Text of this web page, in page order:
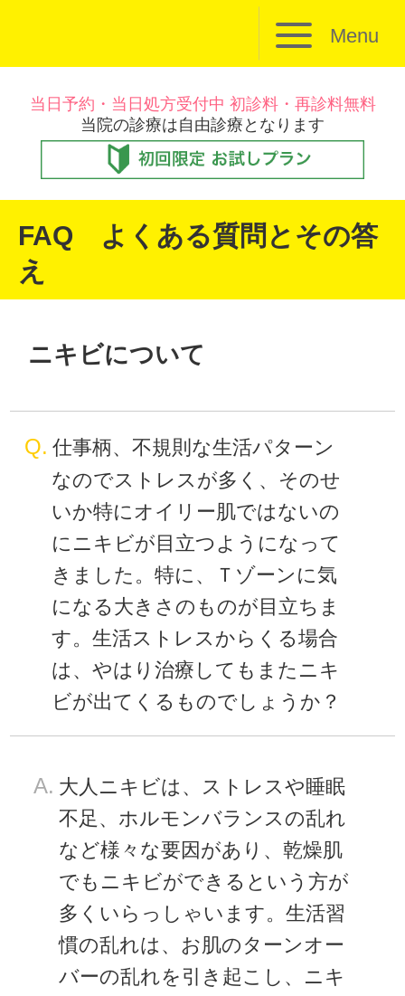
Menu
当日予約・当日処方受付中 初診料・再診料無料
当院の診療は自由診療となります
FAQ よくある質問とその答
え
ニキビについて
Q. 仕事柄、不規則な生活パターン
なのでストレスが多く、そのせ
いか特にオイリー肌ではないの
にニキビが目立つようになって
きました。特に、Ｔゾーンに気
になる大きさのものが目立ちま
す。生活ストレスからくる場合
は、やはり治療してもまたニキ
ビが出てくるものでしょうか？
A. 大人ニキビは、ストレスや睡眠
不足、ホルモンバランスの乱れ
など様々な要因があり、乾燥肌
でもニキビができるという方が
多くいらっしゃいます。生活習
慣の乱れは、お肌のターンオー
バーの乱れを引き起こし、ニキ